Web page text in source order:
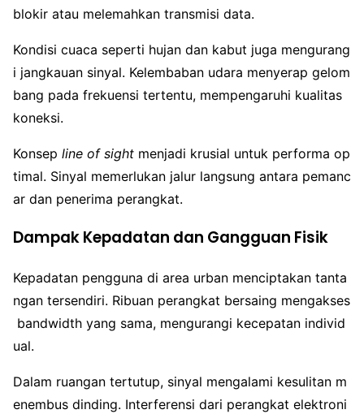
blokir atau melemahkan transmisi data.
Kondisi cuaca seperti hujan dan kabut juga mengurang
i jangkauan sinyal. Kelembaban udara menyerap gelom
bang pada frekuensi tertentu, mempengaruhi kualitas
koneksi.
Konsep line of sight menjadi krusial untuk performa op
timal. Sinyal memerlukan jalur langsung antara pemanc
ar dan penerima perangkat.
Dampak Kepadatan dan Gangguan Fisik
Kepadatan pengguna di area urban menciptakan tanta
ngan tersendiri. Ribuan perangkat bersaing mengakses
bandwidth yang sama, mengurangi kecepatan individ
ual.
Dalam ruangan tertutup, sinyal mengalami kesulitan m
enembus dinding. Interferensi dari perangkat elektroni